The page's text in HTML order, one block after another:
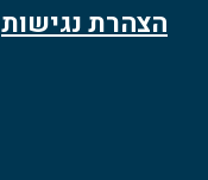
הצהרת נגישות